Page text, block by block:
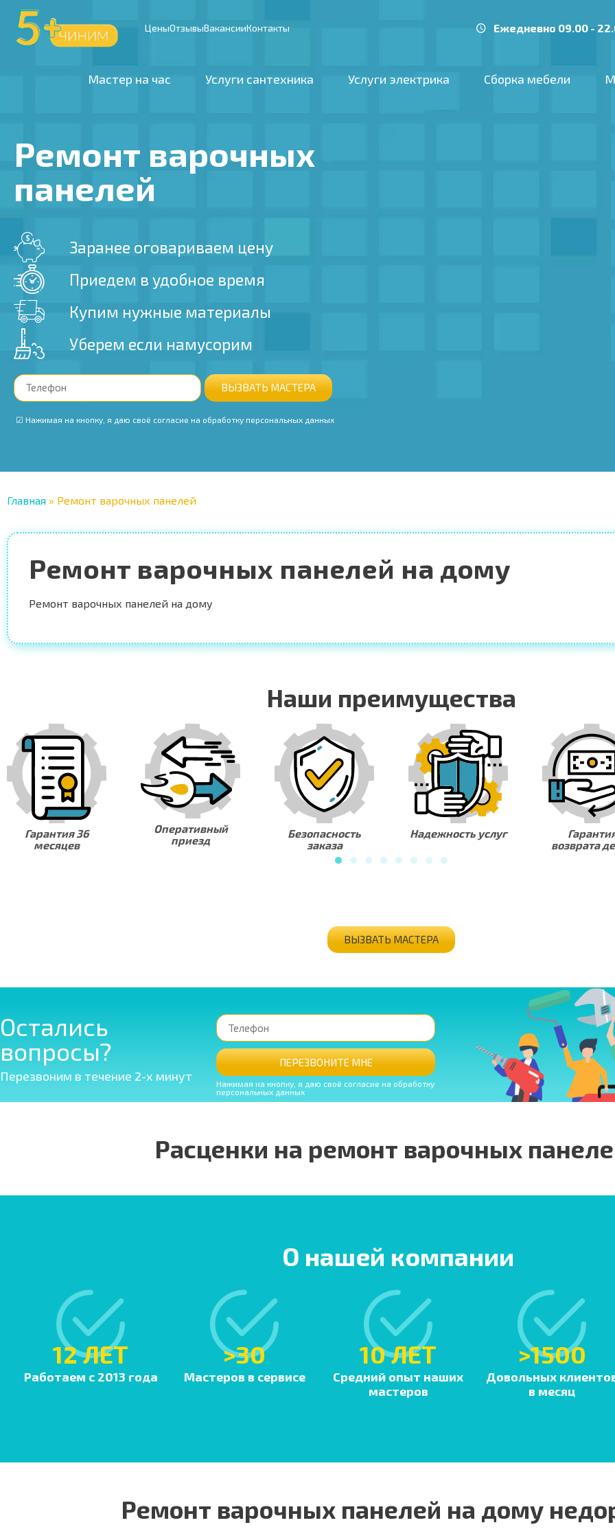
ЦеныОтзывыВакансииКонтакты Ежедневно 09.00 -
Мастер на час Услуги сантехника Услуги электрика Сборка мебели
Ремонт варочных
панелей
Заранее оговариваем цену
Приедем в удобное время
Купим нужные материалы
Уберем если намусорим
ВЫЗВАТЬ МАСТЕРА
‭ ☑ Нажимая на кнопку, я даю своё согласие на обработку персональных данных
Главная » Ремонт варочных панелей
Ремонт варочных панелей на дому
Ремонт варочных панелей на дому
Наши преимущества
Оперативный
приезд
Безопасность
заказа
Надежность услуг
Гарантия
возврата денег
ВЫЗВАТЬ МАСТЕРА
Остались
вопросы?
Перезвоним в течение 2-х минут
ПЕРЕЗВОНИТЕ МНЕ
Нажимая на кнопку, я даю своё согласие на обработку
персональных данных
Расценки на ремонт варочных
О нашей компании
12 ЛЕТ
Работаем с 2013 года
>30
Мастеров в сервисе
10 ЛЕТ
Средний опыт наших
мастеров
>1500
Довольных
в месяц
Ремонт варочных панелей на дому